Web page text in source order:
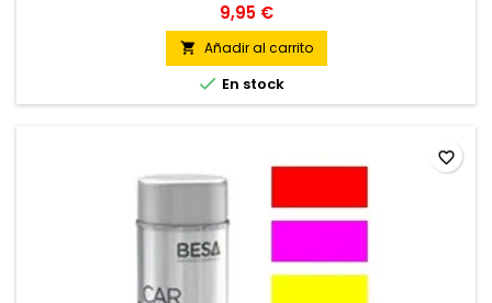
9,95 €
 Añadir al carrito
 En stock
favorite_border